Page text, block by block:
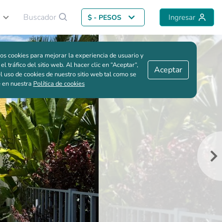
Buscador $ - PESOS Ingresar
Me interesa Volver al proyecto
cookies para mejorar la experiencia de usuario y
tráfico del sitio web. Al hacer clic en “Aceptar“,
uso de cookies de nuestro sitio web tal como se
nuestra Política de cookies
Aceptar
Guardar comparación